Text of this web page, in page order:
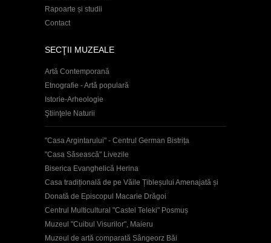
Rapoarte și studii
Contact
SECŢII MUZEALE
Artă Contemporană
Etnografie - Artă populară
Istorie-Arheologie
Ştiinţele Naturii
"Casa Argintarului" - Centrul German Bistrița
"Casa Săsească" Livezile
Biserica Evanghelică Herina
Casa tradițională de pe Văile Țibleșului Amenajată și
Donată de Episcopul Macarie Drăgoi
Centrul Multicultural "Castel Teleki" Posmuș
Muzeul "Cuibul Visurilor", Maieru
Muzeul de artă comparată Sângeorz Băi